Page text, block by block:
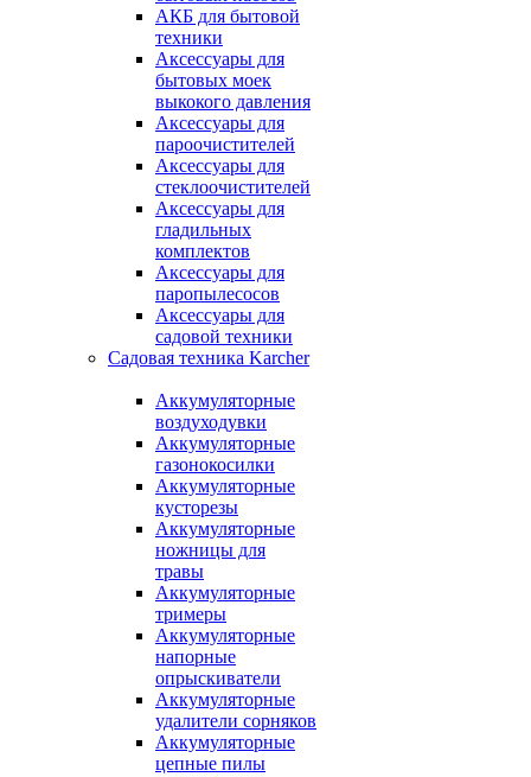
АКБ для бытовой
техники
Аксессуары для
бытовых моек
выкокого давления
Аксессуары для
пароочистителей
Аксессуары для
стеклоочистителей
Аксессуары для
гладильных
комплектов
Аксессуары для
паропылесосов
Аксессуары для
садовой техники
Садовая техника Karcher
Аккумуляторные
воздуходувки
Аккумуляторные
газонокосилки
Аккумуляторные
кусторезы
Аккумуляторные
ножницы для
травы
Аккумуляторные
тримеры
Аккумуляторные
напорные
опрыскиватели
Аккумуляторные
удалители сорняков
Аккумуляторные
цепные пилы